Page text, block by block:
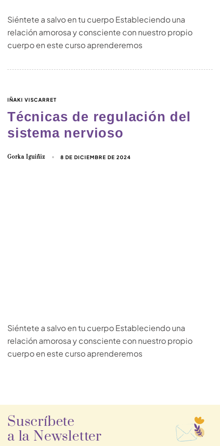
Siéntete a salvo en tu cuerpo Estableciendo una
relación amorosa y consciente con nuestro propio
cuerpo en este curso aprenderemos
IÑAKI VISCARRET
Técnicas de regulación del
sistema nervioso
Gorka Iguiñiz 8 DE DICIEMBRE DE 2024
Siéntete a salvo en tu cuerpo Estableciendo una
relación amorosa y consciente con nuestro propio
cuerpo en este curso aprenderemos
Suscríbete
a la Newsletter